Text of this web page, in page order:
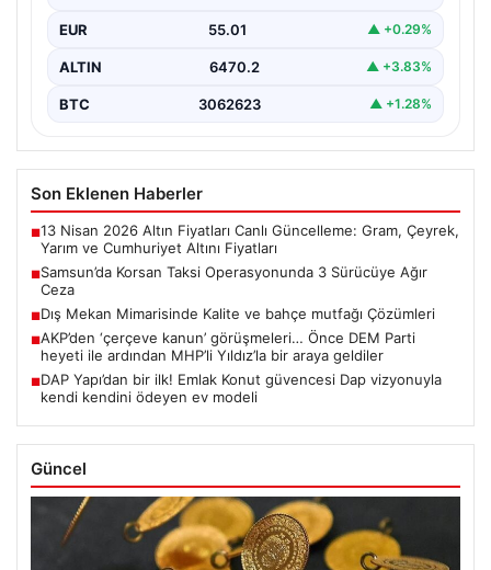
300 bin…
EUR 55.01 ▲ +0.29%
ALTIN 6470.2 ▲ +3.83%
BTC 3062623 ▲ +1.28%
Son Eklenen Haberler
■13 Nisan 2026 Altın Fiyatları Canlı Güncelleme: Gram, Çeyrek,
Yarım ve Cumhuriyet Altını Fiyatları
■Samsun’da Korsan Taksi Operasyonunda 3 Sürücüye Ağır
Ceza
■Dış Mekan Mimarisinde Kalite ve bahçe mutfağı Çözümleri
■AKP’den ‘çerçeve kanun’ görüşmeleri… Önce DEM Parti
heyeti ile ardından MHP’li Yıldız’la bir araya geldiler
■DAP Yapı’dan bir ilk! Emlak Konut güvencesi Dap vizyonuyla
kendi kendini ödeyen ev modeli
Güncel